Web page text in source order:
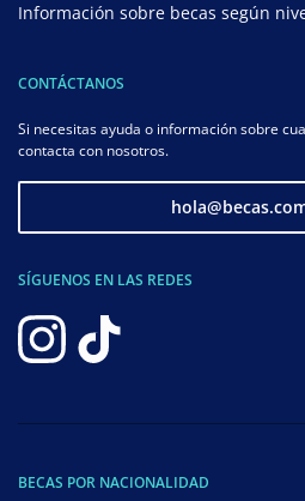
Información sobre becas según
CONTÁCTANOS
Si necesitas ayuda o información sobre
contacta con nosotros.
SÍGUENOS EN LAS REDES
BECAS POR NACIONALIDAD